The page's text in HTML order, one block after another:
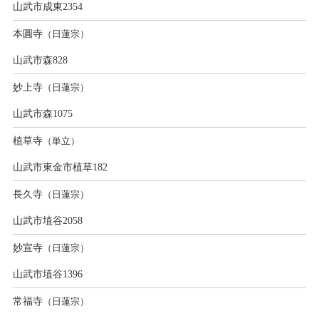
山武市成東2354
本圓寺（日蓮宗）
山武市森828
妙上寺（日蓮宗）
山武市森1075
植草寺（単立）
山武市東金市植草182
長久寺（日蓮宗）
山武市埴谷2058
妙宣寺（日蓮宗）
山武市埴谷1396
常福寺（日蓮宗）